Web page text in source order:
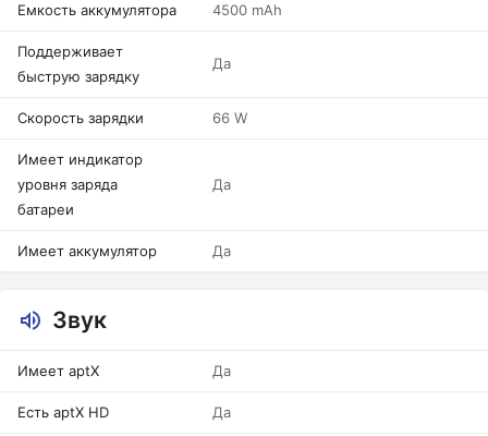
Емкость аккумулятора 4500 mAh
Поддерживает
быструю зарядку
Да
Скорость зарядки 66 W
Имеет индикатор
уровня заряда
батареи
Да
Имеет аккумулятор Да
Звук
Имеет aptX Да
Есть aptX HD Да